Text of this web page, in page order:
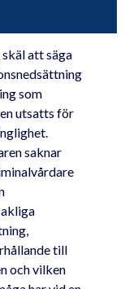
att säga
som
utsatts för
saknar
till
och vilken